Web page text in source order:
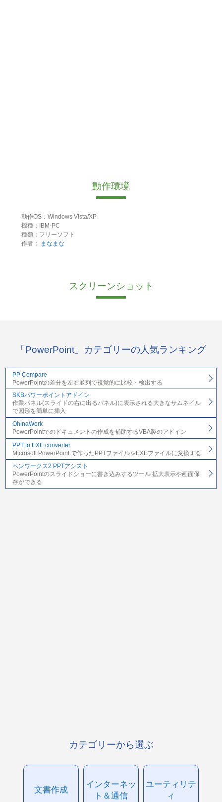
動作環境
動作OS：Windows Vista/XP
機種：IBM-PC
種類：フリーソフト
作者：
まなまな
スクリーンショット
「PowerPoint」カテゴリーの人気ランキング
PP Compare
PowerPointの差分を左右並列で視覚的に比較・検出する
SKBパワーポイントアドイン
作業パネル(スライドの右に出るパネル)に表示される大きなサムネイル
で図形を簡単に挿入
OhinaWork
PowerPointでのドキュメントの作成を補助するVBA製のアドイン
PPT to EXE converter
Microsoft PowerPoint で作ったPPTファイルをEXEファイルに変換する
ペンワークス2 PPTアシスト
PowerPointのスライドショーに書き込みするツール 拡大表示や画面保
存ができる
カテゴリーから選ぶ
文書作成
インターネッ
ト＆通信
ユーティリテ
ィ